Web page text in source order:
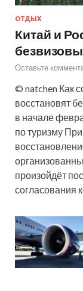
ОТДЫХ
Китай и
Оставьте
© natchen Как
восстановят
в начале
по туризму
произойдёт
согласования